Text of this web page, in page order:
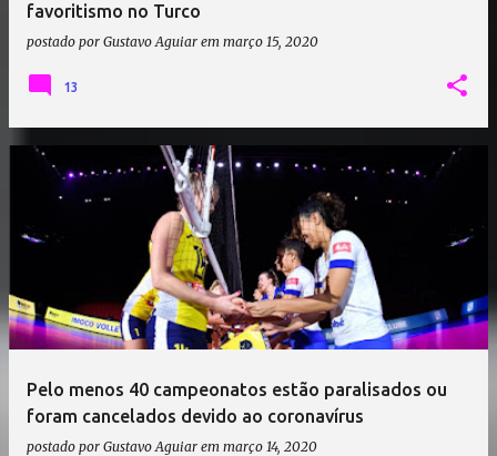
favoritismo no Turco
postado por Gustavo Aguiar em março 15, 2020
13
Pelo menos 40 campeonatos estão paralisados ou
foram cancelados devido ao coronavírus
postado por Gustavo Aguiar em março 14, 2020